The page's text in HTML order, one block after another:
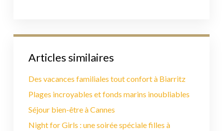
Articles similaires
Des vacances familiales tout confort à Biarritz
Plages incroyables et fonds marins inoubliables
Séjour bien-être à Cannes
Night for Girls : une soirée spéciale filles à